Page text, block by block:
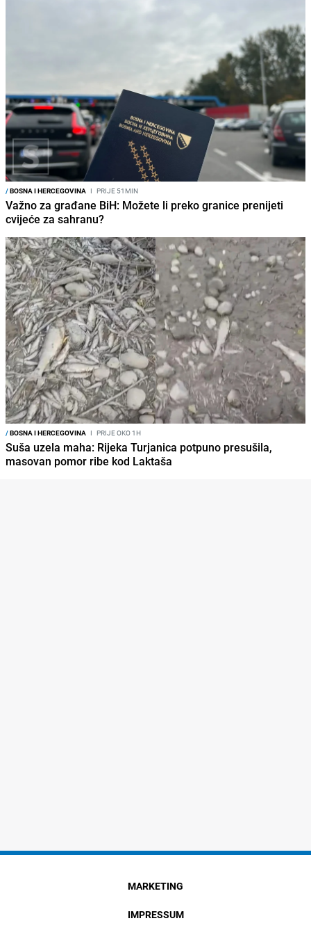
/BOSNA I HERCEGOVINA I PRIJE 51MIN
Važno za građane BiH: Možete li preko granice prenijeti
cvijeće za sahranu?
/BOSNA I HERCEGOVINA I PRIJE OKO 1H
Suša uzela maha: Rijeka Turjanica potpuno presušila,
masovan pomor ribe kod Laktaša
MARKETING
IMPRESSUM